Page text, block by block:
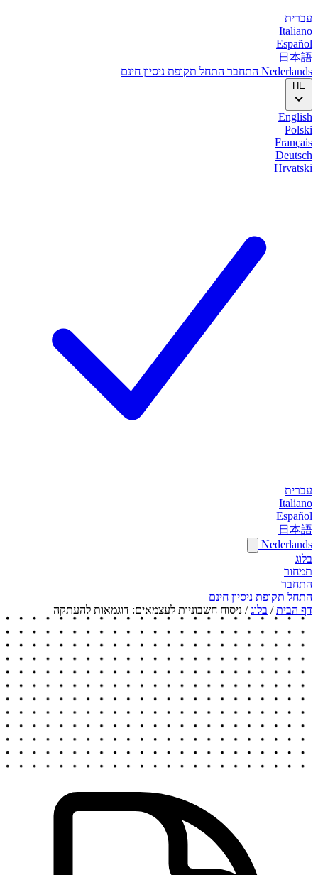
עברית
Italiano
Español
日本語
Nederlands התחבר התחל תקופת ניסיון חינם
HE
English
Polski
Français
Deutsch
Hrvatski
עברית
Italiano
Español
日本語
Nederlands
בלוג
תמחור
התחבר
התחל תקופת ניסיון חינם
דף הבית / בלוג / ניסוח חשבוניות לעצמאים: דוגמאות להעתקה